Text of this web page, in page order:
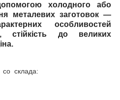
холодного або
металевих заготовок —
особливостей
стійкість до великих
со склада: